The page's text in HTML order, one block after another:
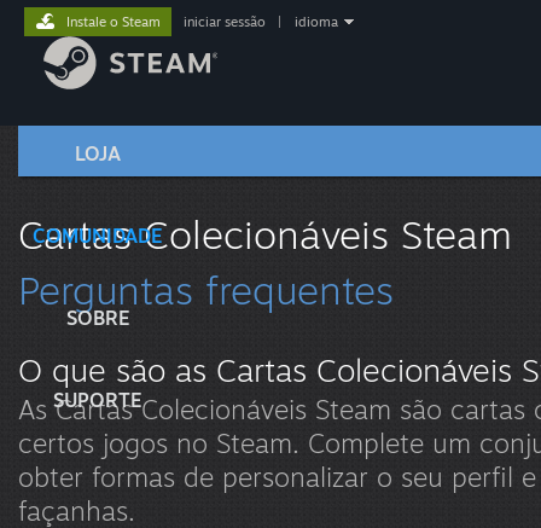
LOJA
COMUNIDADE
SOBRE
SUPORTE
Instale o Steam iniciar sessão idioma
Cartas Colecionáveis Steam
Perguntas frequentes
O que são as Cartas Colecionáveis
As Cartas Colecionáveis Steam são
certos jogos no Steam. Complete um
obter formas de personalizar o seu perfil
façanhas.